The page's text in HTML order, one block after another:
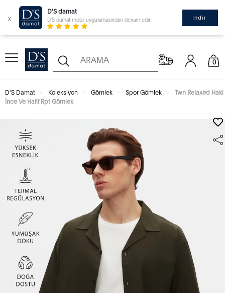
x
D'S damat
D'S damat mobil uygulamasından devam edin İndir
0
D'S Damat Koleksiyon Gömlek Spor Gömlek
Twn Relaxed Haki
İnce Ve Hafif Rpt Gömlek